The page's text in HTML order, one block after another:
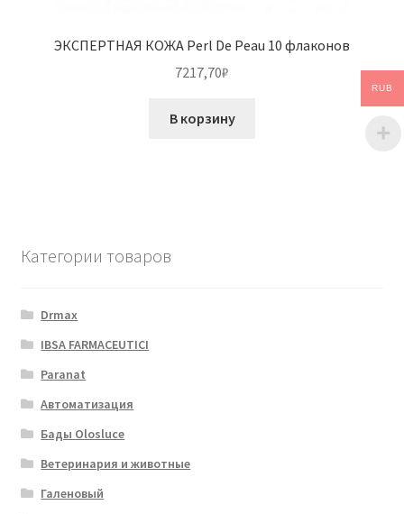
ЭКСПЕРТНАЯ КОЖА Perl De Peau 10 флаконов
7217,70₽
В корзину
Категории товаров
Drmax
IBSA FARMACEUTICI
Paranat
Автоматизация
Бады Olosluce
Ветеринария и животные
Галеновый
RUB